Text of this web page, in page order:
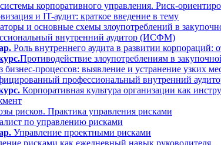
корпоративного управления. Риск-
и IT-аудит: краткое введение в тему
и основные схемы злоупотреблений в
внутренний аудитор (ИСФМ)
Роль внутреннего аудита в развитии корпораций:
Противодействие злоупотреблениям в
бизнес-процессов: выявление и устранение узких
профессиональный внутренний
Корпоративная культура организации как
рисков. Практика управления рисками
по управлению рисками
Управление проектными рисками